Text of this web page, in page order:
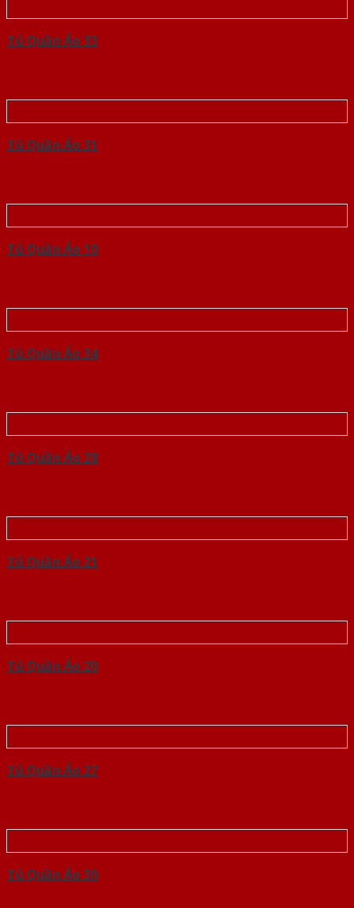
Tủ Quần Áo 33
Tủ Quần Áo 31
Tủ Quần Áo 10
Tủ Quần Áo 34
Tủ Quần Áo 28
Tủ Quần Áo 21
Tủ Quần Áo 20
Tủ Quần Áo 27
Tủ Quần Áo 30